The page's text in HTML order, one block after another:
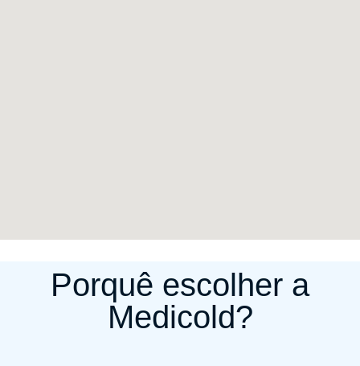
Porquê escolher a
Medicold?